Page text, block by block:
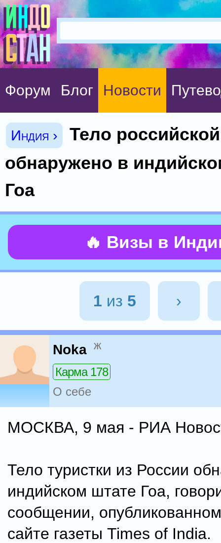
Форум Блог Новости
Индия ›
Тело
обнаружено в
Гоа
🔥 Визы в
1 из 5 ›
Noka ж
Карма 178
О себе
МОСКВА, 9 мая - РИА
Тело туристки из России
индийском штате Гоа,
сообщении,
сайте газеты Times of India.